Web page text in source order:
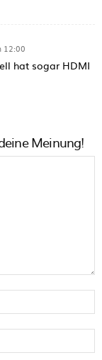
12:00
hat sogar HDMI
Meinung!